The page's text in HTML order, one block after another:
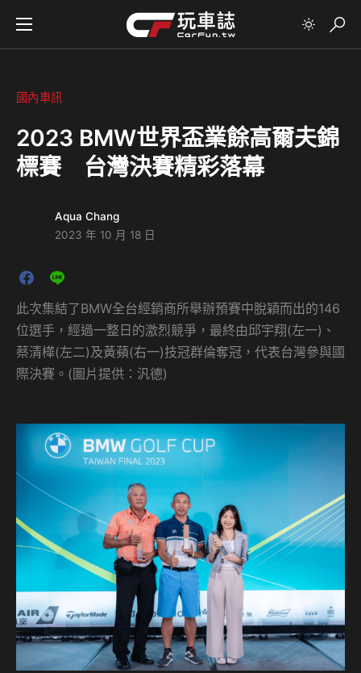
國內車訊
2023 BMW世界盃業餘高爾夫錦
標賽 台灣決賽精彩落幕
Aqua Chang
2023 年 10 月 18 日
此次集結了BMW全台經銷商所舉辦預賽中脫穎而出的146
位選手，經過一整日的激烈競爭，最終由邱宇翔(左一)、
蔡清樺(左二)及黃蘋(右一)技冠群倫奪冠，代表台灣參與國
際決賽。(圖片提供：汎德)